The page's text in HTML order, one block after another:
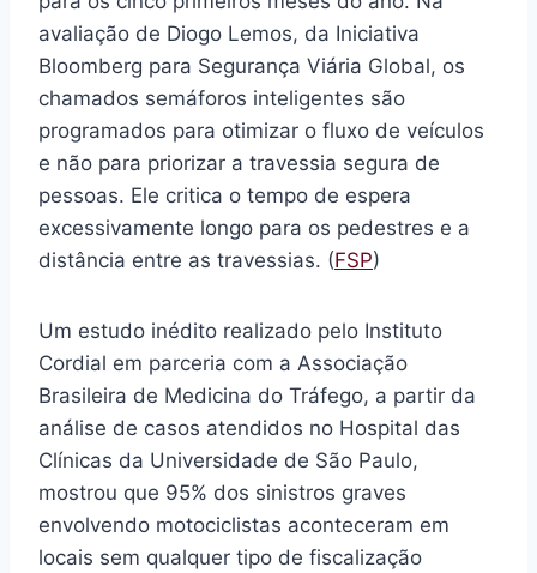
avaliação de Diogo Lemos, da Iniciativa
Bloomberg para Segurança Viária Global, os
chamados semáforos inteligentes são
programados para otimizar o fluxo de veículos
e não para priorizar a travessia segura de
pessoas. Ele critica o tempo de espera
excessivamente longo para os pedestres e a
distância entre as travessias. (FSP)
Um estudo inédito realizado pelo Instituto
Cordial em parceria com a Associação
Brasileira de Medicina do Tráfego, a partir da
análise de casos atendidos no Hospital das
Clínicas da Universidade de São Paulo,
mostrou que 95% dos sinistros graves
envolvendo motociclistas aconteceram em
locais sem qualquer tipo de fiscalização